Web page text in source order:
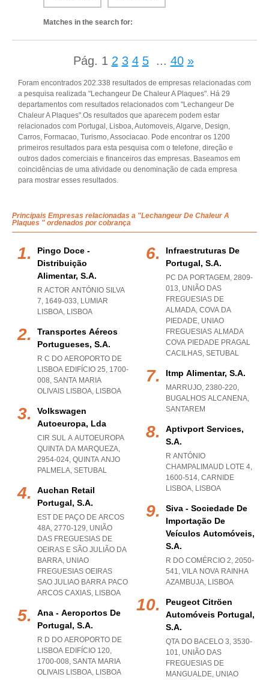
Matches in the search for:
Pág. 1 2 3 4 5 ... 40 »
Foram encontrados 202.338 resultados de empresas relacionadas com
a pesquisa realizada "Lechangeur De Chaleur A Plaques". Há 29
departamentos com resultados relacionados com "Lechangeur De
Chaleur A Plaques".Os resultados que aparecem podem estar
relacionados com Portugal, Lisboa, Automoveis, Algarve, Design,
Carros, Formacao, Turismo, Associacao. Pode encontrar os 1200
primeiros resultados para esta pesquisa com o telefone, direção e
outros dados comerciais e financeiros das empresas. Baseamos em
coincidências de uma atividade ou denominação de cada empresa
para mostrar esses resultados.
Principais Empresas relacionadas a "Lechangeur De Chaleur A
Plaques " ordenados por cobrança
Pingo Doce -
Distribuição
Alimentar, S.a.
R ACTOR ANTÓNIO SILVA
7, 1649-033, LUMIAR
LISBOA, LISBOA
Transportes Aéreos
Portugueses, S.a.
R C DO AEROPORTO DE
LISBOA EDIFÍCIO 25, 1700-
008, SANTA MARIA
OLIVAIS LISBOA, LISBOA
Volkswagen
Autoeuropa, Lda
CIR SUL A AUTOEUROPA
QUINTA DA MARQUEZA,
2954-024, QUINTA ANJO
PALMELA, SETUBAL
Auchan Retail
Portugal, S.a.
EST DE PAÇO DE ARCOS
48A, 2770-129, UNIÃO
DAS FREGUESIAS DE
OEIRAS E SÃO JULIÃO DA
BARRA, UNIAO
FREGUESIAS OEIRAS
SAO JULIAO BARRA PACO
ARCOS CAXIAS, LISBOA
Ana - Aeroportos De
Portugal, S.a.
R D DO AEROPORTO DE
LISBOA EDIFÍCIO 120,
1700-008, SANTA MARIA
OLIVAIS LISBOA, LISBOA
Infraestruturas De
Portugal, S.a.
PC DA PORTAGEM, 2809-
013, UNIÃO DAS
FREGUESIAS DE
ALMADA, COVA DA
PIEDADE, UNIAO
FREGUESIAS ALMADA
COVA PIEDADE PRAGAL
CACILHAS, SETUBAL
Itmp Alimentar, S.a.
MARRUJO, 2380-220,
BUGALHOS ALCANENA,
SANTAREM
Aptivport Services,
S.a.
R ANTÓNIO
CHAMPALIMAUD LOTE 4,
1600-514, CARNIDE
LISBOA, LISBOA
Siva - Sociedade De
Importação De
Veículos Automóveis,
S.a.
R DO COMÉRCIO 2, 2050-
541, VILA NOVA RAINHA
AZAMBUJA, LISBOA
Peugeot Citröen
Automóveis Portugal,
S.a.
QTA DO BACELO 3, 3530-
101, UNIÃO DAS
FREGUESIAS DE
MANGUALDE, UNIAO